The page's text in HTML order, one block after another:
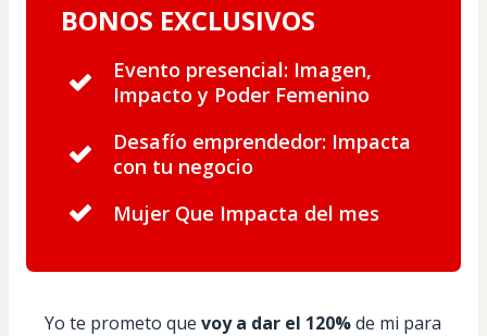
BONOS EXCLUSIVOS
Evento presencial: Imagen,
Impacto y Poder Femenino
Desafío emprendedor: Impacta
con tu negocio
Mujer Que Impacta del mes
Yo te prometo que voy a dar el 120% de mi para